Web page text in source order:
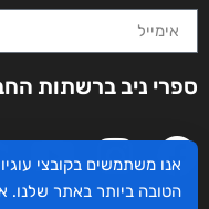
ספרי ניב ברשתות
אנו משתמשים בקובצי
הטובה ביותר באתר